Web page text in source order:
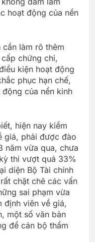
hoạt động của nền
làm rõ thêm
chứng chỉ,
kiện hoạt động
phục hạn chế,
của nền kinh
hiện nay kiểm
giá, phải được đào
năm vừa qua, chưa
thi vượt quá 33%
diện Bộ Tài chính
chặt chẽ các vấn
sai phạm vừa
định viên về giá,
một số văn bản
để cán bộ thẩm